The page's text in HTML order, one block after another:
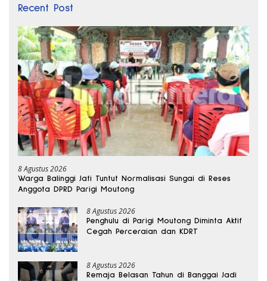
Recent Post
8 Agustus 2026
Warga Balinggi Jati Tuntut Normalisasi Sungai di Reses
Anggota DPRD Parigi Moutong
8 Agustus 2026
Penghulu di Parigi Moutong Diminta Aktif
Cegah Perceraian dan KDRT
8 Agustus 2026
Remaja Belasan Tahun di Banggai Jadi